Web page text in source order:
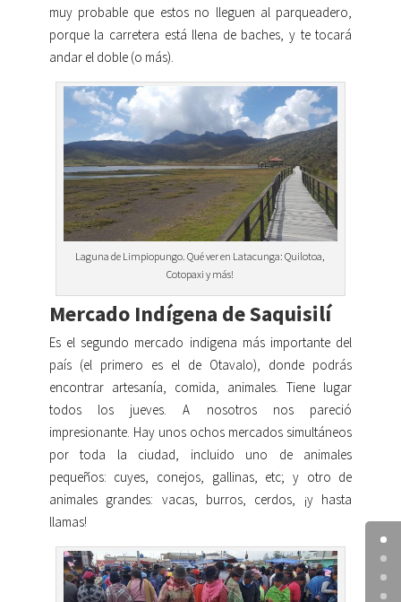
muy probable que estos no lleguen al parqueadero,
porque la carretera está llena de baches, y te tocará
andar el doble (o más).
Laguna de Limpiopungo. Qué ver en Latacunga: Quilotoa,
Cotopaxi y más!
Mercado Indígena de Saquisilí
Es el segundo mercado indigena más importante del
país (el primero es el de Otavalo), donde podrás
encontrar artesanía, comida, animales. Tiene lugar
todos los jueves. A nosotros nos pareció
impresionante. Hay unos ochos mercados simultáneos
por toda la ciudad, incluido uno de animales
pequeños: cuyes, conejos, gallinas, etc; y otro de
animales grandes: vacas, burros, cerdos, ¡y hasta
llamas!